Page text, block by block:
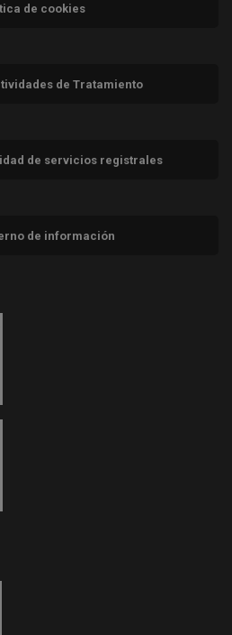
de cookies
de Tratamiento
de servicios registrales
de información